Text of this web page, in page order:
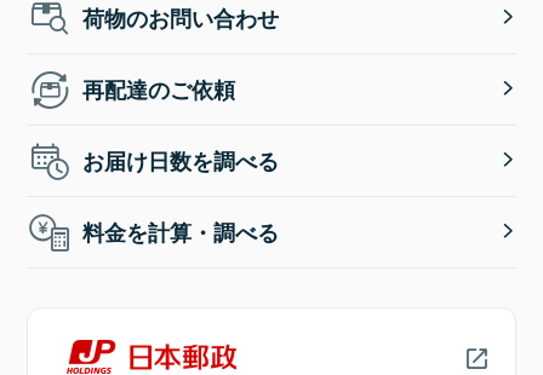
荷物のお問い合わせ
再配達のご依頼
お届け日数を調べる
料金を計算・調べる